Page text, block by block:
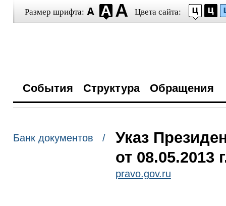
Размер шрифта: Цвета сайта:
События Структура Обращения
Банк документов /
Указ
от 08.05.2013
pravo.gov.ru